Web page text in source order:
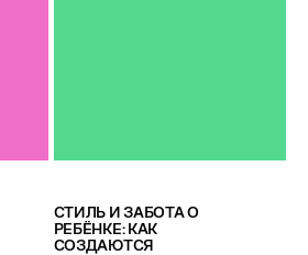
СТИЛЬ И ЗАБОТА О
РЕБЁНКЕ: КАК
СОЗДАЮТСЯ